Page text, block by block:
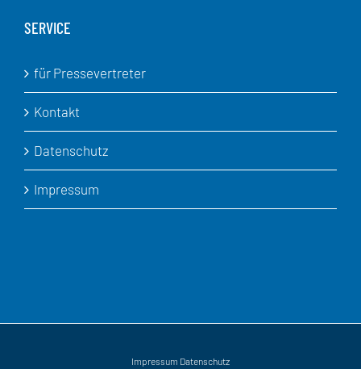
SERVICE
für Pressevertreter
Kontakt
Datenschutz
Impressum
Impressum Datenschutz